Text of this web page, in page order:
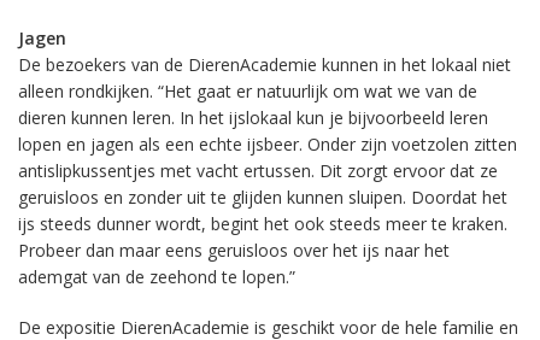
Jagen
De bezoekers van de DierenAcademie kunnen in het lokaal niet
alleen rondkijken. “Het gaat er natuurlijk om wat we van de
dieren kunnen leren. In het ijslokaal kun je bijvoorbeeld leren
lopen en jagen als een echte ijsbeer. Onder zijn voetzolen zitten
antislipkussentjes met vacht ertussen. Dit zorgt ervoor dat ze
geruisloos en zonder uit te glijden kunnen sluipen. Doordat het
ijs steeds dunner wordt, begint het ook steeds meer te kraken.
Probeer dan maar eens geruisloos over het ijs naar het
ademgat van de zeehond te lopen.”
De expositie DierenAcademie is geschikt voor de hele familie en